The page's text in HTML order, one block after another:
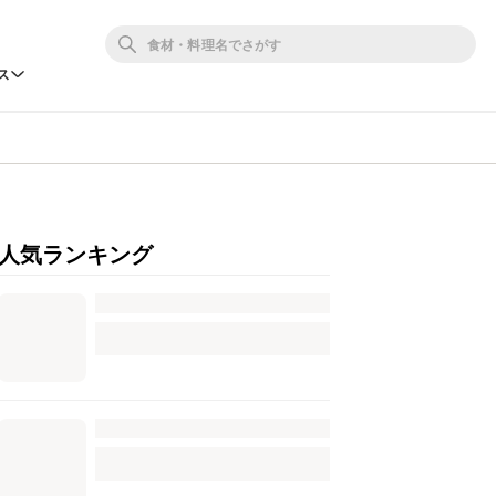
人気ランキング